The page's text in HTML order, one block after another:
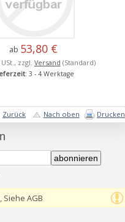
ab 53,80 €
zzgl. Versand (Standard)
: 3 - 4 Werktage
Zurück Nach oben Drucken
abonnieren
AGB